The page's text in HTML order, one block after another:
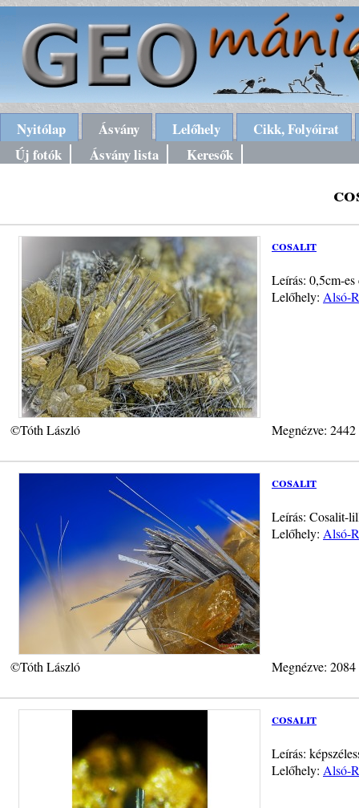
Nyitólap Ásvány Lelőhely
Cikk, Folyóirat
Új fotók
Ásvány lista Keresők
cosalit
Leírás: 0,5cm-
Lelőhely: Alsó-
©Tóth László Megnézve:
cosalit
Leírás: Cosalit-
Lelőhely: Alsó-
©Tóth László Megnézve:
cosalit
Leírás:
Lelőhely: Alsó-